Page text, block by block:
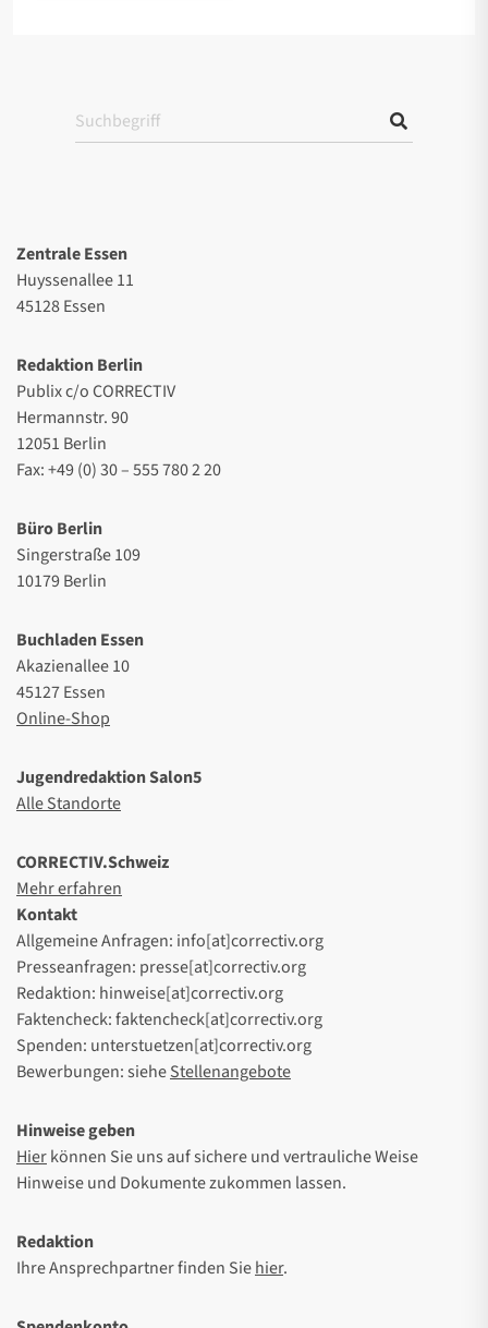
Zentrale Essen
Huyssenallee 11
45128 Essen
Redaktion Berlin
Publix c/o CORRECTIV
Hermannstr. 90
12051 Berlin
Fax: +49 (0) 30 – 555 780 2 20
Büro Berlin
Singerstraße 109
10179 Berlin
Buchladen Essen
Akazienallee 10
45127 Essen
Online-Shop
Jugendredaktion Salon5
Alle Standorte
CORRECTIV.Schweiz
Mehr erfahren
Kontakt
Allgemeine Anfragen: info[at]correctiv.org
Presseanfragen: presse[at]correctiv.org
Redaktion: hinweise[at]correctiv.org
Faktencheck: faktencheck[at]correctiv.org
Spenden: unterstuetzen[at]correctiv.org
Bewerbungen: sieheStellenangebote
Hinweise geben
Hierkönnen Sie uns auf sichere und vertrauliche Weise
Hinweise und Dokumente zukommen lassen.
Redaktion
Ihre Ansprechpartner finden Siehier.